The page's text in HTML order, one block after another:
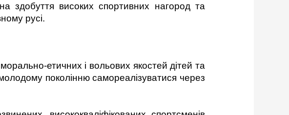
здобуття високих спортивних нагород та
русі.
етичних і вольових якостей дітей та
поколінню самореалізуватися через